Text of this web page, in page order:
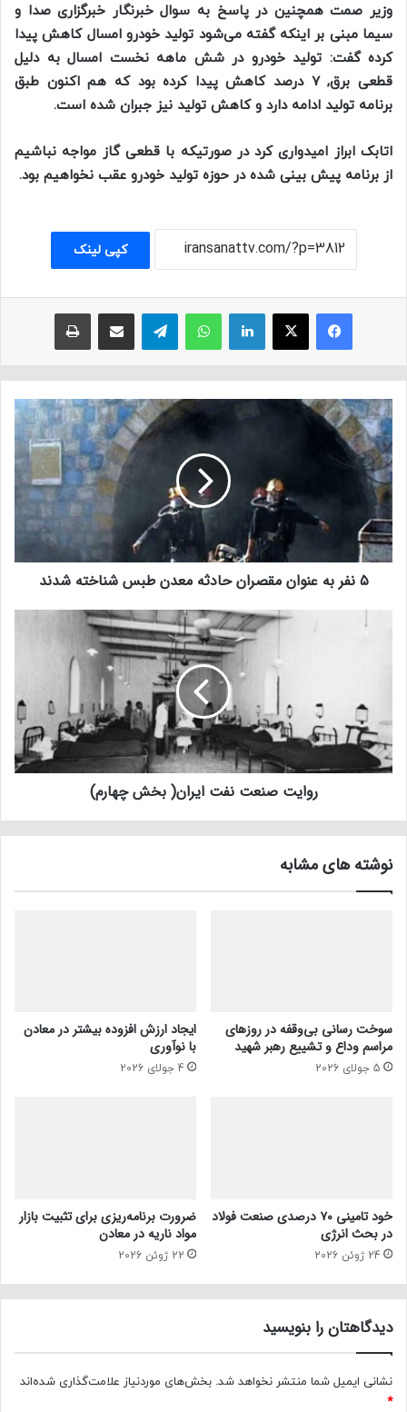
وزیر صمت همچنین در پاسخ به سوال خبرنگار خبرگزاری صدا و
سیما مبنی بر اینکه گفته می‌شود تولید خودرو امسال کاهش پیدا
کرده گفت: تولید خودرو در شش ماهه نخست امسال به دلیل
قطعی برق, ۷ درصد کاهش پیدا کرده بود که هم اکنون طبق
برنامه تولید ادامه دارد و کاهش تولید نیز جبران شده است.
اتابک ابراز امیدواری کرد در صورتیکه با قطعی گاز مواجه نباشیم
از برنامه پیش بینی شده در حوزه تولید خودرو عقب نخواهیم بود.
کپی لینک
فیسبوک ایکس لینکداین واتس آپ تلگرام
۵ نفر به عنوان مقصران حادثه معدن طبس شناخته شدند
روایت صنعت نفت ایران( بخش چهارم)
نوشته های مشابه
سوخت رسانی بی‌وقفه در روز‌های
مراسم وداع و تشییع رهبر شهید
5 جولای 2026
ایجاد ارزش افزوده بیشتر در معادن
با نوآوری
4 جولای 2026
خود تامینی ۷۰ درصدی صنعت فولاد
در بحث انرژی
24 ژوئن 2026
ضرورت برنامه‌ریزی برای تثبیت بازار
مواد ناریه در معادن
22 ژوئن 2026
دیدگاهتان را بنویسید
نشانی ایمیل شما منتشر نخواهد شد. بخش‌های موردنیاز علامت‌گذاری شده‌اند
*